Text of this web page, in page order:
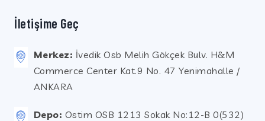
İletişime Geç
Merkez: İvedik Osb Melih Gökçek Bulv. H&M
Commerce Center Kat.9 No. 47 Yenimahalle /
ANKARA
Depo: Ostim OSB 1213 Sokak No:12-B 0(532)